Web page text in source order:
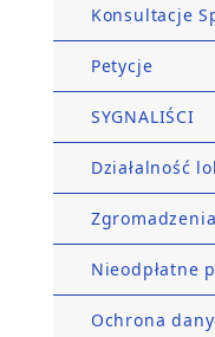
Konsultacje
Petycje
SYGNALIŚCI
Działalność
Nieodpłatne
Ochrona